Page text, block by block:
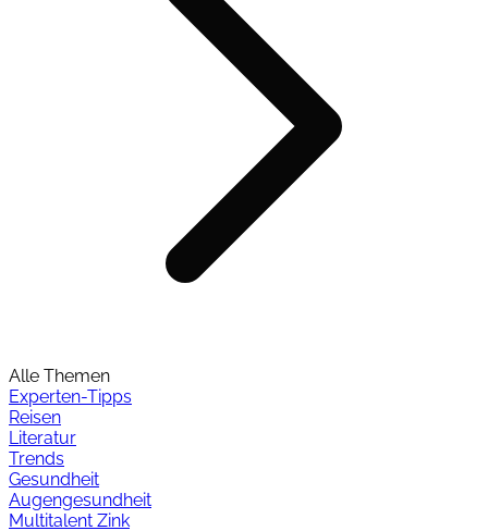
Alle Themen
Experten-Tipps
Reisen
Literatur
Trends
Gesundheit
Augengesundheit
Multitalent Zink